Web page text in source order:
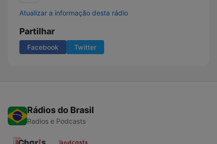
Atualizar a informação desta rádio
Partilhar
Facebook Twitter
Rádios do Brasil
Radios e Podcasts